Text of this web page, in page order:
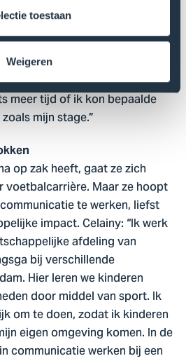
toestaan
Weigeren
lastig. Gelukkig kreeg ik
er is bijvoorbeeld ook
je meekijkt. Ook waren
moest het programma
zoals alle andere studenten
meer tijd of ik kon bepaalde
mijn stage.”
op zak heeft, gaat ze zich
voetbalcarrière. Maar ze hoopt
te werken, liefst
impact. Celainy: “Ik werk
afdeling van
bij verschillende
Hier leren we kinderen
door middel van sport. Ik
om te doen, zodat ik kinderen
eigen omgeving komen. In de
communicatie werken bij een